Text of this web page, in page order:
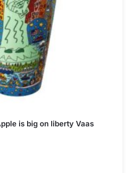
is big on liberty Vaas